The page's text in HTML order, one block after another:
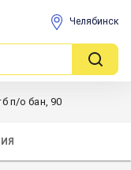
Челябинск
п/о бан, 90